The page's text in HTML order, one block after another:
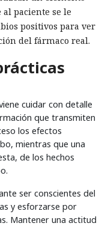
paciente se le
positivos para ver
del fármaco real.
cuidar con detalle
que transmiten
los efectos
mientras que una
de los hechos
ser conscientes del
y esforzarse por
Mantener una actitud